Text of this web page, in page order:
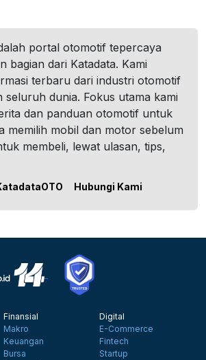
portal otomotif tepercaya
bagian dari Katadata. Kami
terbaru dari industri otomotif
seluruh dunia. Fokus utama kami
dan panduan otomotif untuk
memilih mobil dan motor sebelum
membeli, lewat ulasan, tips,
Hubungi Kami
Finansial
Makro
Keuangan
Bursa
Digital
E-Commerce
Fintech
Startup